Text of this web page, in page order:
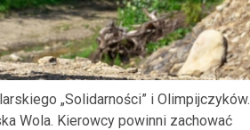
„Solidarności” i Olimpijczyków.
Wola. Kierowcy powinni zachować